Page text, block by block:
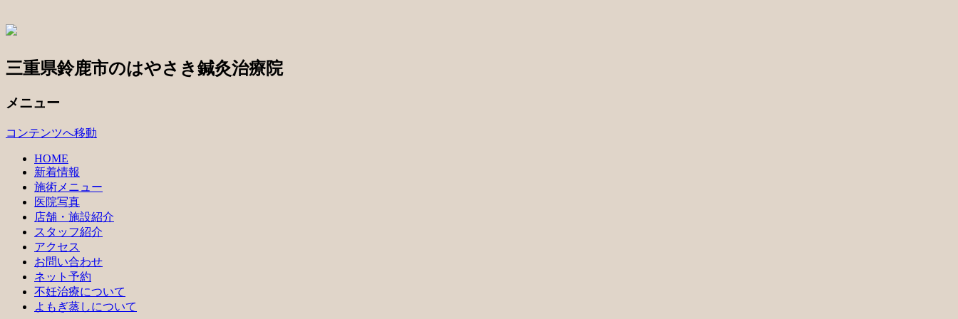
三重県鈴鹿市のはやさき鍼灸治療院
メニュー
コンテンツへ移動
HOME
新着情報
施術メニュー
医院写真
店舗・施設紹介
スタッフ紹介
アクセス
お問い合わせ
ネット予約
不妊治療について
よもぎ蒸しについて